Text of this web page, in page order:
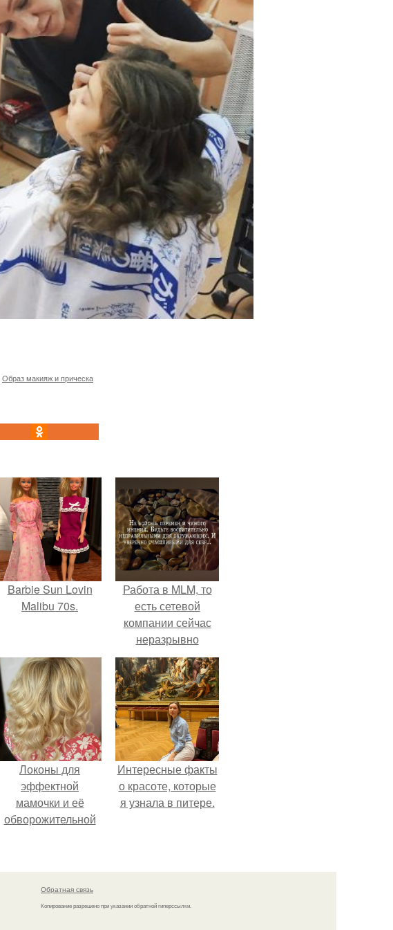
Образ макияж и прическа
Barbie Sun Lovin
Malibu 70s.
Работа в MLM, то
есть сетевой
компании сейчас
неразрывно
связана с создание
своего контента,
своей страницы в
соц сетях.
Локоны для
эффектной
мамочки и её
обворожительной
Интересные факты
о красоте, которые
я узнала в питере.
Обратная связь
Копирование разрешено при указании обратной гиперссылки.